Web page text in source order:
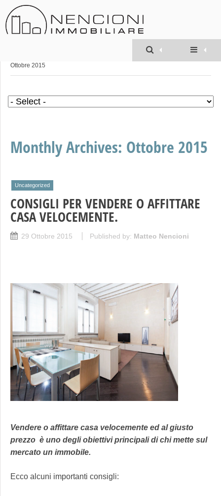
Ottobre 2015
Monthly Archives: Ottobre 2015
Uncategorized
CONSIGLI PER VENDERE O AFFITTARE
CASA VELOCEMENTE.
29 Ottobre 2015 Published by: Matteo Nencioni
Vendere o affittare casa velocemente ed al giusto
prezzo è uno degli obiettivi principali di chi mette sul
mercato un immobile.
Ecco alcuni importanti consigli: